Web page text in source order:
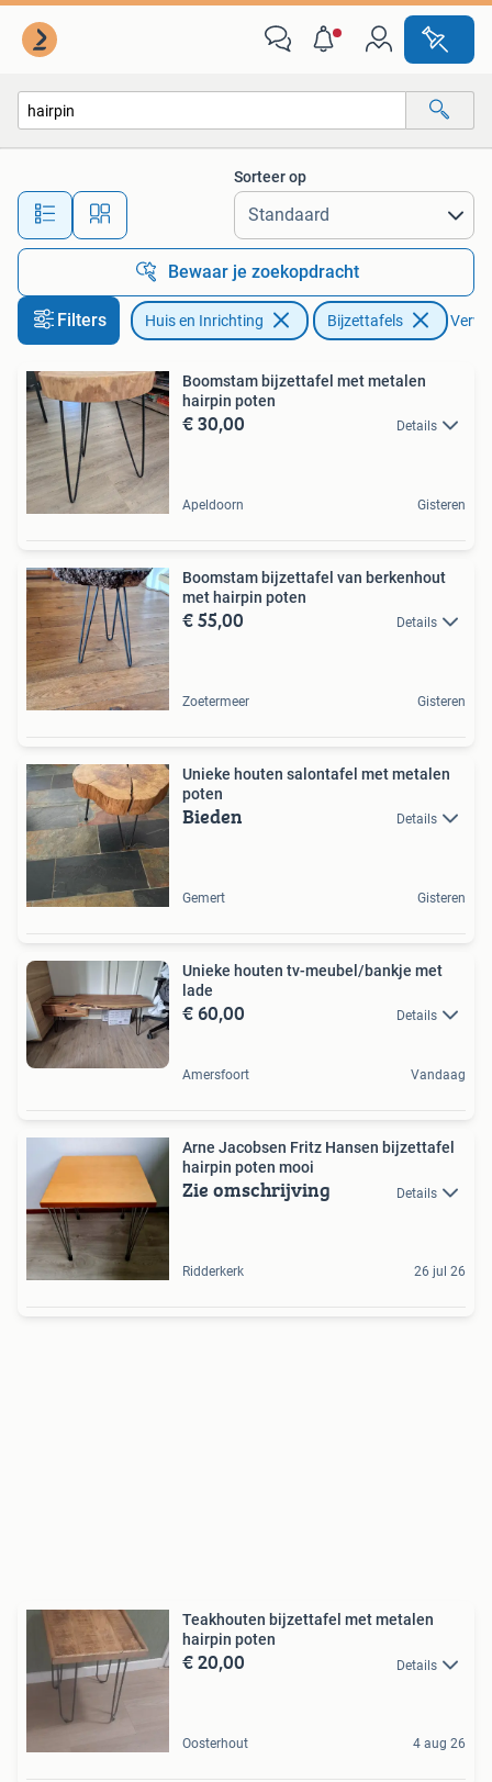
Alle afstanden…
Sorteer op
Bewaar je zoekopdracht
Filters Huis en Inrichting Bijzettafels
Boomstam bijzettafel met metalen
hairpin poten
€ 30,00 Details
Apeldoorn Gisteren
Boomstam bijzettafel van berkenhout
met hairpin poten
€ 55,00 Details
Zoetermeer Gisteren
Unieke houten salontafel met metalen
poten
Bieden Details
Gemert Gisteren
Unieke houten tv-meubel/bankje met
lade
€ 60,00 Details
Amersfoort Vandaag
Arne Jacobsen Fritz Hansen bijzettafel
hairpin poten mooi
Zie omschrijving Details
Ridderkerk 26 jul 26
Teakhouten bijzettafel met metalen
hairpin poten
€ 20,00 Details
Oosterhout 4 aug 26